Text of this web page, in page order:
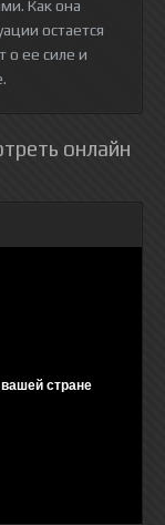
Как она
остается
о ее силе и
онлайн